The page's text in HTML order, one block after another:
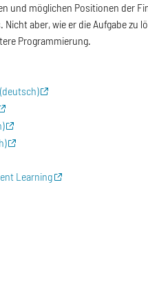
und möglichen Positionen der
aber, wie er die Aufgabe
Programmierung.
Learning